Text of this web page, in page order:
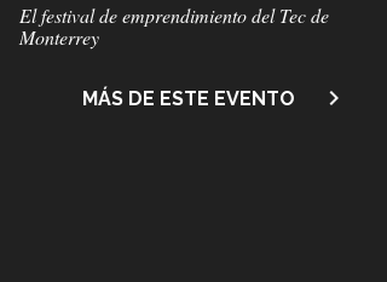
Subtítulo
El festival de emprendimiento del Tec de
Monterrey
MÁS DE ESTE EVENTO navigate_next